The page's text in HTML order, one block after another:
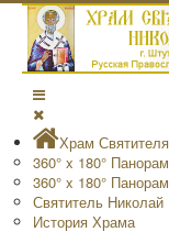
Храм
360° x 180°
360° x 180°
Святитель Николай
История Храма